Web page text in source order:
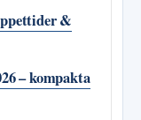
&
– kompakta